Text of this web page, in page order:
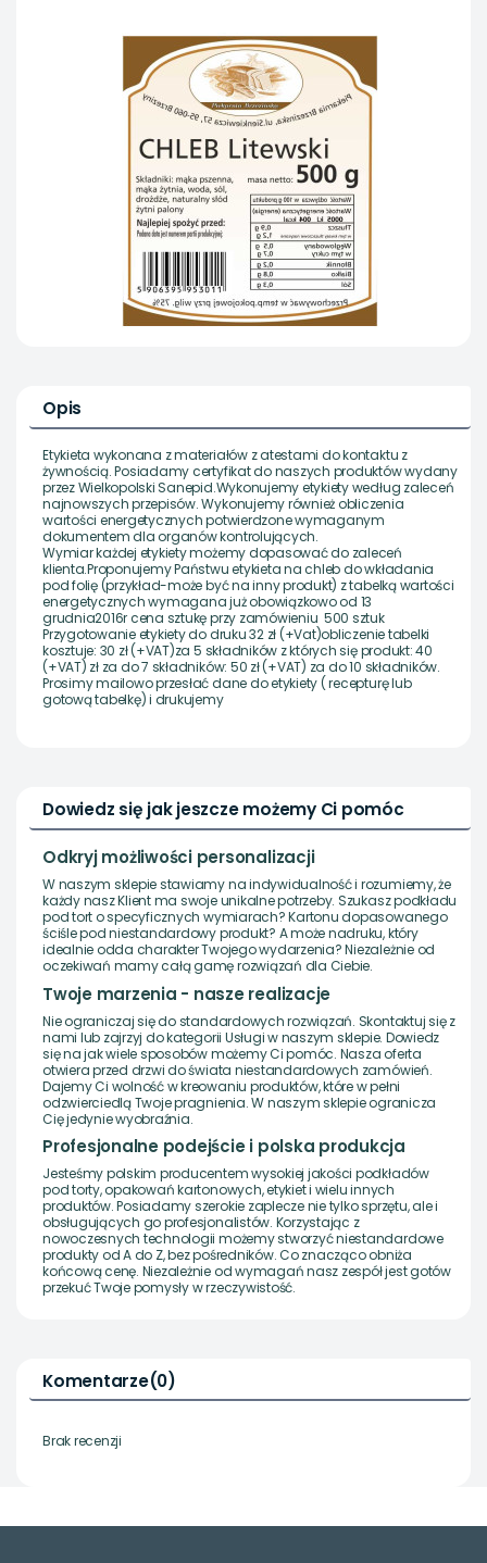
Opis
Etykieta wykonana z materiałów z atestami do kontaktu z
żywnością. Posiadamy certyfikat do naszych produktów wydany
przez Wielkopolski Sanepid.Wykonujemy etykiety według zaleceń
najnowszych przepisów. Wykonujemy również obliczenia
wartości energetycznych potwierdzone wymaganym
dokumentem dla organów kontrolujących.
Wymiar każdej etykiety możemy dopasować do zaleceń
klienta.Proponujemy Państwu etykieta na chleb do wkładania
pod folię (przykład-może być na inny produkt) z tabelką wartości
energetycznych wymagana już obowiązkowo od 13
grudnia2016r cena sztukę przy zamówieniu 500 sztuk
Przygotowanie etykiety do druku 32 zł (+Vat)obliczenie tabelki
kosztuje: 30 zł (+VAT)za 5 składników z których się produkt: 40
(+VAT) zł za do 7 składników: 50 zł (+VAT) za do 10 składników.
Prosimy mailowo przesłać dane do etykiety ( recepturę lub
gotową tabelkę) i drukujemy
Dowiedz się jak jeszcze możemy Ci pomóc
Odkryj możliwości personalizacji
W naszym sklepie stawiamy na indywidualność i rozumiemy, że
każdy nasz Klient ma swoje unikalne potrzeby. Szukasz podkładu
pod tort o specyficznych wymiarach? Kartonu dopasowanego
ściśle pod niestandardowy produkt? A może nadruku, który
idealnie odda charakter Twojego wydarzenia? Niezależnie od
oczekiwań mamy całą gamę rozwiązań dla Ciebie.
Twoje marzenia - nasze realizacje
Nie ograniczaj się do standardowych rozwiązań. Skontaktuj się z
nami lub zajrzyj do kategorii Usługi w naszym sklepie. Dowiedz
się na jak wiele sposobów możemy Ci pomóc. Nasza oferta
otwiera przed drzwi do świata niestandardowych zamówień.
Dajemy Ci wolność w kreowaniu produktów, które w pełni
odzwierciedlą Twoje pragnienia. W naszym sklepie ogranicza
Cię jedynie wyobraźnia.
Profesjonalne podejście i polska produkcja
Jesteśmy polskim producentem wysokiej jakości podkładów
pod torty, opakowań kartonowych, etykiet i wielu innych
produktów. Posiadamy szerokie zaplecze nie tylko sprzętu, ale i
obsługujących go profesjonalistów. Korzystając z
nowoczesnych technologii możemy stworzyć niestandardowe
produkty od A do Z, bez pośredników. Co znacząco obniża
końcową cenę. Niezależnie od wymagań nasz zespół jest gotów
przekuć Twoje pomysły w rzeczywistość.
Komentarze(0)
Brak recenzji